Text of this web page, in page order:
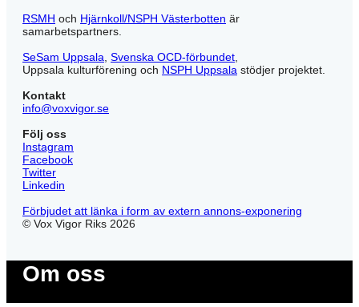
RSMH och Hjärnkoll/NSPH Västerbotten är
samarbetspartners.
SeSam Uppsala Svenska OCD-förbundet
Uppsala kulturförening och NSPH Uppsala stödjer projektet.
Kontakt
info@voxvigor.se
Följ oss
Instagram
Facebook
Twitter
Linkedin
Förbjudet att länka i form av extern annons-exponering
© Vox Vigor Riks 2026
Om oss